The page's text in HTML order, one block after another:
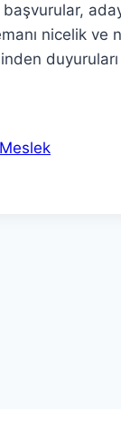
nicelik ve